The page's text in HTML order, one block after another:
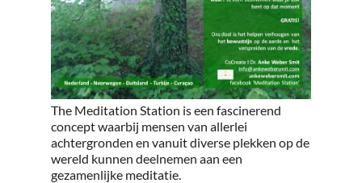
The Meditation Station is een fascinerend
concept waarbij mensen van allerlei
achtergronden en vanuit diverse plekken op de
wereld kunnen deelnemen aan een
gezamenlijke meditatie.